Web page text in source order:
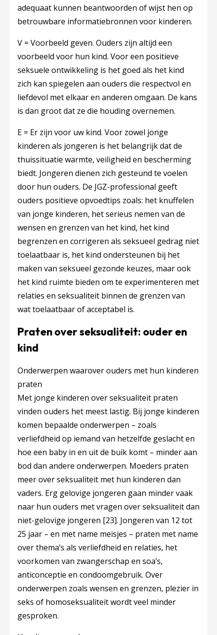
adequaat kunnen beantwoorden of wijst hen op
betrouwbare informatiebronnen voor kinderen.
V = Voorbeeld geven. Ouders zijn altijd een
voorbeeld voor hun kind. Voor een positieve
seksuele ontwikkeling is het goed als het kind
zich kan spiegelen aan ouders die respectvol en
liefdevol met elkaar en anderen omgaan. De kans
is dan groot dat ze die houding overnemen.
E = Er zijn voor uw kind. Voor zowel jonge
kinderen als jongeren is het belangrijk dat de
thuissituatie warmte, veiligheid en bescherming
biedt. Jongeren dienen zich gesteund te voelen
door hun ouders. De JGZ-professional geeft
ouders positieve opvoedtips zoals: het knuffelen
van jonge kinderen, het serieus nemen van de
wensen en grenzen van het kind, het kind
begrenzen en corrigeren als seksueel gedrag niet
toelaatbaar is, het kind ondersteunen bij het
maken van seksueel gezonde keuzes, maar ook
het kind ruimte bieden om te experimenteren met
relaties en seksualiteit binnen de grenzen van
wat toelaatbaar of acceptabel is.
Praten over seksualiteit: ouder en
kind
Onderwerpen waarover ouders met hun kinderen
praten
Met jonge kinderen over seksualiteit praten
vinden ouders het meest lastig. Bij jonge kinderen
komen bepaalde onderwerpen – zoals
verliefdheid op iemand van hetzelfde geslacht en
hoe een baby in en uit de buik komt – minder aan
bod dan andere onderwerpen. Moeders praten
meer over seksualiteit met hun kinderen dan
vaders. Erg gelovige jongeren gaan minder vaak
naar hun ouders met vragen over seksualiteit dan
niet-gelovige jongeren [23]. Jongeren van 12 tot
25 jaar – en met name meisjes – praten met name
over thema’s als verliefdheid en relaties, het
voorkomen van zwangerschap en soa’s,
anticonceptie en condoomgebruik. Over
onderwerpen zoals wensen en grenzen, plezier in
seks of homoseksualiteit wordt veel minder
gesproken.